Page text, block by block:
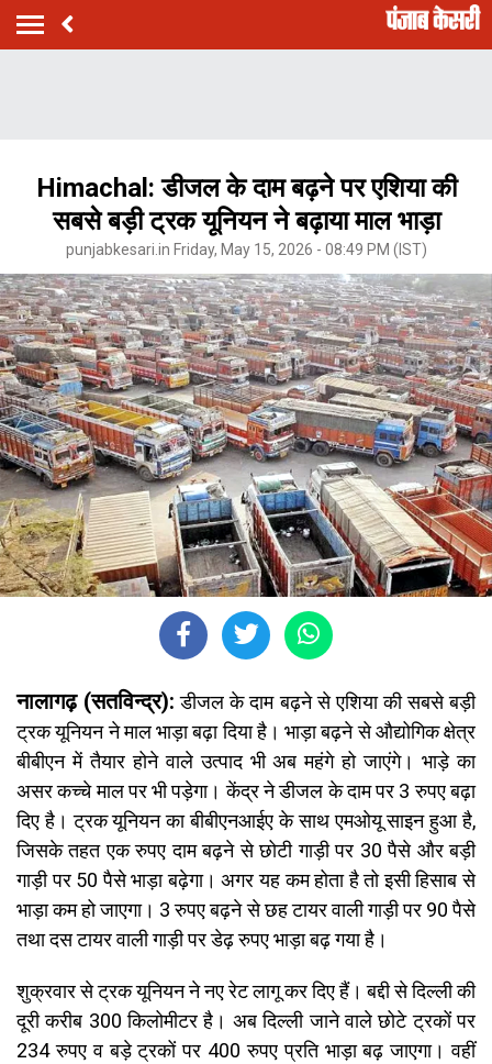
Himachal: डीजल के दाम बढ़ने पर एशिया की
सबसे बड़ी ट्रक यूनियन ने बढ़ाया माल भाड़ा
punjabkesari.in Friday, May 15, 2026 - 08:49 PM (IST)
नालागढ़ (सतविन्द्र): डीजल के दाम बढ़ने से एशिया की सबसे बड़ी
ट्रक यूनियन ने माल भाड़ा बढ़ा दिया है। भाड़ा बढ़ने से औद्योगिक क्षेत्र
बीबीएन में तैयार होने वाले उत्पाद भी अब महंगे हो जाएंगे। भाड़े का
असर कच्चे माल पर भी पड़ेगा। केंद्र ने डीजल के दाम पर 3 रुपए बढ़ा
दिए है। ट्रक यूनियन का बीबीएनआईए के साथ एमओयू साइन हुआ है,
जिसके तहत एक रुपए दाम बढ़ने से छोटी गाड़ी पर 30 पैसे और बड़ी
गाड़ी पर 50 पैसे भाड़ा बढ़ेगा। अगर यह कम होता है तो इसी हिसाब से
भाड़ा कम हो जाएगा। 3 रुपए बढ़ने से छह टायर वाली गाड़ी पर 90 पैसे
तथा दस टायर वाली गाड़ी पर डेढ़ रुपए भाड़ा बढ़ गया है।
शुक्रवार से ट्रक यूनियन ने नए रेट लागू कर दिए हैं। बद्दी से दिल्ली की
दूरी करीब 300 किलोमीटर है। अब दिल्ली जाने वाले छोटे ट्रकों पर
234 रुपए व बड़े ट्रकों पर 400 रुपए प्रति भाड़ा बढ़ जाएगा। वहीं